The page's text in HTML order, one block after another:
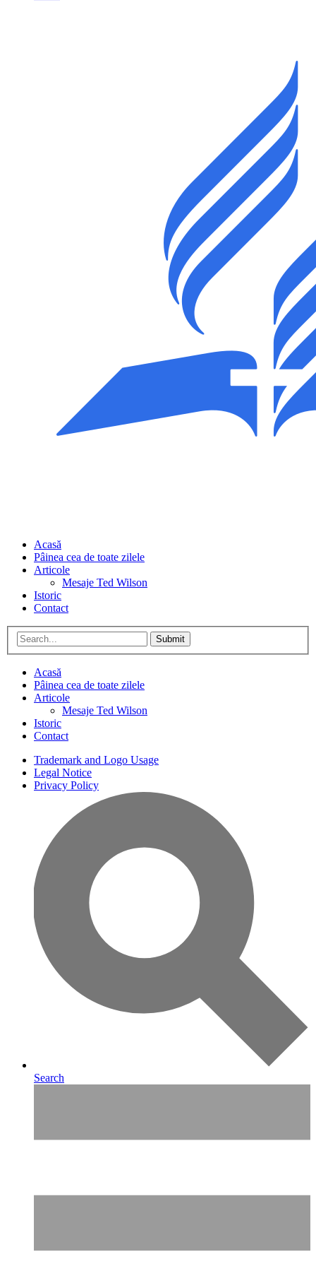
Acasă
Pâinea cea de toate zilele
Articole
Mesaje Ted Wilson
Istoric
Contact
Submit
Acasă
Pâinea cea de toate zilele
Articole
Mesaje Ted Wilson
Istoric
Contact
Trademark and Logo Usage
Legal Notice
Privacy Policy
Search